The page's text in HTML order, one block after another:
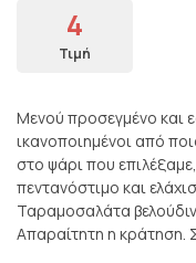
4
Τιμή
Μενού προσεγμένο και
ικανοποιημένοι από
στο ψάρι που
πεντανόστιμο και
Ταραμοσαλάτα
Απαραίτητη η κράτηση.